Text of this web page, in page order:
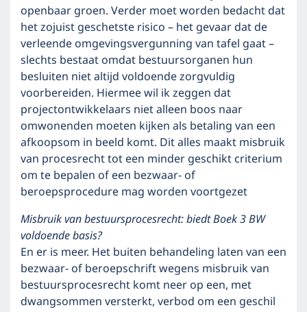
openbaar groen. Verder moet worden bedacht dat
het zojuist geschetste risico – het gevaar dat de
verleende omgevingsvergunning van tafel gaat –
slechts bestaat omdat bestuursorganen hun
besluiten niet altijd voldoende zorgvuldig
voorbereiden. Hiermee wil ik zeggen dat
projectontwikkelaars niet alleen boos naar
omwonenden moeten kijken als betaling van een
afkoopsom in beeld komt. Dit alles maakt misbruik
van procesrecht tot een minder geschikt criterium
om te bepalen of een bezwaar- of
beroepsprocedure mag worden voortgezet
Misbruik van bestuursprocesrecht: biedt Boek 3 BW
voldoende basis?
En er is meer. Het buiten behandeling laten van een
bezwaar- of beroepschrift wegens misbruik van
bestuursprocesrecht komt neer op een, met
dwangsommen versterkt, verbod om een geschil